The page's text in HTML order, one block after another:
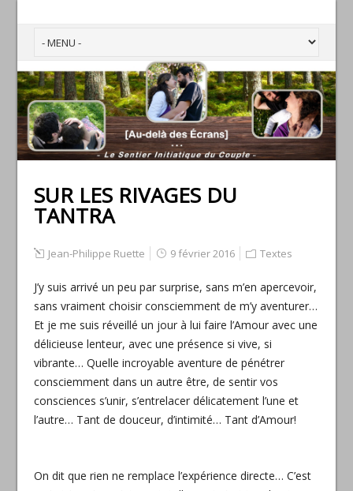
SUR LES RIVAGES DU
TANTRA
Jean-Philippe Ruette 9 février 2016 Textes
J’y suis arrivé un peu par surprise, sans m’en apercevoir,
sans vraiment choisir consciemment de m’y aventurer…
Et je me suis réveillé un jour à lui faire l’Amour avec une
délicieuse lenteur, avec une présence si vive, si
vibrante… Quelle incroyable aventure de pénétrer
consciemment dans un autre être, de sentir vos
consciences s’unir, s’entrelacer délicatement l’une et
l’autre… Tant de douceur, d’intimité… Tant d’Amour!
On dit que rien ne remplace l’expérience directe… C’est